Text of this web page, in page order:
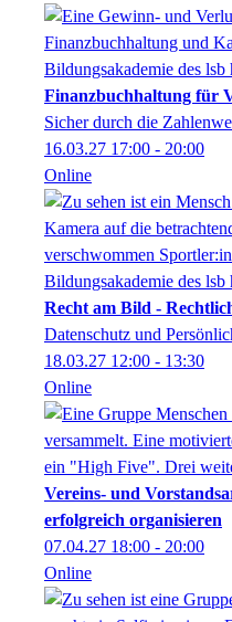
Finanzbuchhaltung für
Sicher durch die
16.03.27 17:00 - 20:00
Online
Recht am Bild -
Datenschutz und
18.03.27 12:00 - 13:30
Online
Vereins- und
erfolgreich organisieren
07.04.27 18:00 - 20:00
Online